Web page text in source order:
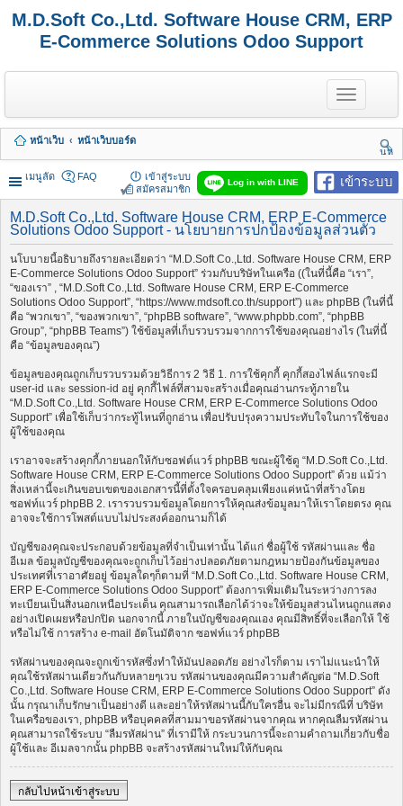
M.D.Soft Co.,Ltd. Software House CRM, ERP
E-Commerce Solutions Odoo Support
T
o
g
e
n
a
v
i
g
a
t
o
n
หน้าเว็บ
หน้าเว็บบอร์ด
นห
า
เมนูลัด
เข้าระบบ
Log in with LINE
FAQ
เข้าสู่ระบบ
สมัครสมาชิก
M.D.Soft Co.,Ltd. Software House CRM, ERP E-Commerce
Solutions Odoo Support - นโยบายการปกป้องข้อมูลส่วนตัว
นโบบายนี้อธิบายถึงรายละเอียดว่า “M.D.Soft Co.,Ltd. Software House CRM, ERP
E-Commerce Solutions Odoo Support” ร่วมกับบริษัทในเครือ ((ในที่นี้คือ “เรา”,
“ของเรา” , “M.D.Soft Co.,Ltd. Software House CRM, ERP E-Commerce
Solutions Odoo Support”, “https://www.mdsoft.co.th/support”) และ phpBB (ในที่นี้
คือ “พวกเขา”, “ของพวกเขา”, “phpBB software”, “www.phpbb.com”, “phpBB
Group”, “phpBB Teams”) ใช้ข้อมูลที่เก็บรวบรวมจากการใช้ของคุณอย่างไร (ในที่นี้
คือ “ข้อมูลของคุณ”)
ข้อมูลของคุณถูกเก็บรวบรวมด้วยวิธีการ 2 วิธี 1. การใช้คุกกี้ คุกกี้สองไฟล์แรกจะมี
user-id และ session-id อยู่ คุกกี้ไฟล์ที่สามจะสร้างเมื่อคุณอ่านกระทู้ภายใน
“M.D.Soft Co.,Ltd. Software House CRM, ERP E-Commerce Solutions Odoo
Support” เพื่อใช้เก็บว่ากระทู้ไหนที่ถูกอ่าน เพื่อปรับปรุงความประทับใจในการใช้ของ
ผู้ใช้ของคุณ
เราอาจจะสร้างคุกกี้ภายนอกให้กับซอฟต์แวร์ phpBB ขณะผู้ใช้ดู “M.D.Soft Co.,Ltd.
Software House CRM, ERP E-Commerce Solutions Odoo Support” ด้วย แม้ว่า
สิ่งเหล่านี้จะเกินขอบเขตของเอกสารนี้ที่ตั้งใจครอบคลุมเพียงแค่หน้าที่สร้างโดย
ซอฟท์แวร์ phpBB 2. เรารวบรวมข้อมูลโดยการให้คุณส่งข้อมูลมาให้เราโดยตรง คุณ
อาจจะใช้การโพสต์แบบไม่ประสงค์ออกนามก็ได้
บัญชีของคุณจะประกอบด้วยข้อมูลที่จำเป็นเท่านั้น ได้แก่ ชื่อผู้ใช้ รหัสผ่านและ ชื่อ
อีเมล ข้อมูลบัญชีของคุณจะถูกเก็บไว้อย่างปลอดภัยตามกฎหมายป้องกันข้อมูลของ
ประเทศที่เราอาศัยอยู่ ข้อมูลใดๆก็ตามที่ “M.D.Soft Co.,Ltd. Software House CRM,
ERP E-Commerce Solutions Odoo Support” ต้องการเพิ่มเติมในระหว่างการลง
ทะเบียนเป็นสิ่งนอกเหนือประเด็น คุณสามารถเลือกได้ว่าจะให้ข้อมูลส่วนไหนถูกแสดง
อย่างเปิดเผยหรือปกปิด นอกจากนี้ ภายในบัญชีของคุณเอง คุณมีสิทธิ์ที่จะเลือกให้ ใช้
หรือไม่ใช้ การสร้าง e-mail อัตโนมัติจาก ซอฟท์แวร์ phpBB
รหัสผ่านของคุณจะถูกเข้ารหัสซึ่งทำให้มันปลอดภัย อย่างไรก็ตาม เราไม่แนะนำให้
คุณใช้รหัสผ่านเดียวกันกับหลายๆเวบ รหัสผ่านของคุณมีความสำคัญต่อ “M.D.Soft
Co.,Ltd. Software House CRM, ERP E-Commerce Solutions Odoo Support” ดัง
นั้น กรุณาเก็บรักษาเป็นอย่างดี และอย่าให้รหัสผ่านนี้กับใครอื่น จะไม่มีกรณีที่ บริษัท
ในเครือของเรา, phpBB หรือบุคคลที่สามมาขอรหัสผ่านจากคุณ หากคุณลืมรหัสผ่าน
คุณสามารถใช้ระบบ “ลืมรหัสผ่าน” ที่เรามีให้ กระบวนการนี้จะถามคำถามเกี่ยวกับชื่อ
ผู้ใช้และ อีเมลจากนั้น phpBB จะสร้างรหัสผ่านใหม่ให้กับคุณ
กลับไปหน้าเข้าสู่ระบบ